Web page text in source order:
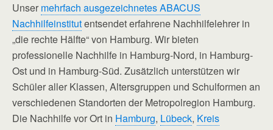
Unser mehrfach ausgezeichnetes ABACUS
Nachhilfeinstitutentsendet erfahrene Nachhilfelehrer in
„die rechte Hälfte“ von Hamburg. Wir bieten
professionelle Nachhilfe in Hamburg-Nord, in Hamburg-
Ost und in Hamburg-Süd. Zusätzlich unterstützen wir
Schüler aller Klassen, Altersgruppen und Schulformen an
verschiedenen Standorten der Metropolregion Hamburg.
Die Nachhilfe vor Ort in Hamburg, Lübeck, Kreis